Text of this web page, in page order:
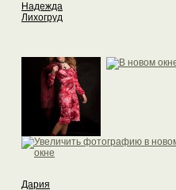
Надежда
Лихогруд
Дария